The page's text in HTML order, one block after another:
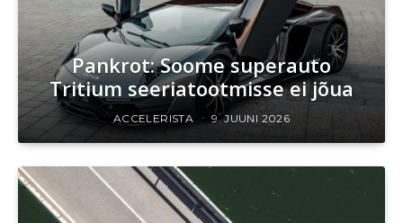
Pankrot: Soome superauto
Tritium seeriatootmisse ei jõua
ACCELERISTA 9. JUUNI 2026